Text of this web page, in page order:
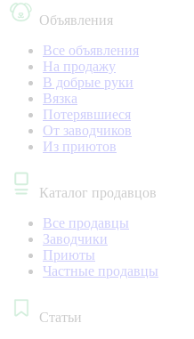
Объявления
Все объявления
На продажу
В добрые руки
Вязка
Потерявшиеся
От заводчиков
Из приютов
Каталог продавцов
Все продавцы
Заводчики
Приюты
Частные продавцы
Статьи